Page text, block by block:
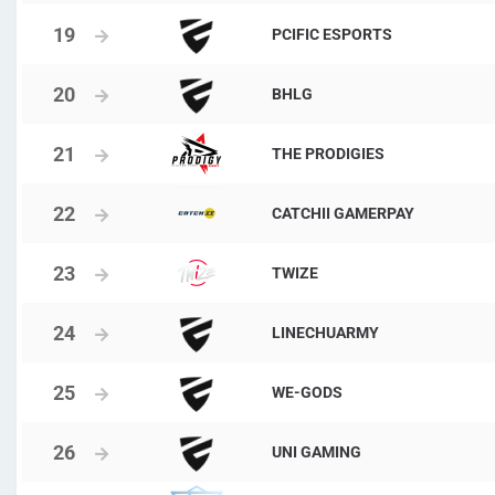
PCIFIC ESPORTS
BHLG
THE PRODIGIES
CATCHII GAMERPAY
TWIZE
LINECHUARMY
WE-GODS
UNI GAMING